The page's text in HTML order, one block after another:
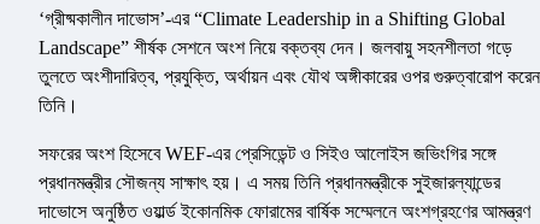
‘গ্রীষ্মকালীন দাভোস’-এর “Climate Leadership in a Shifting Global
Landscape” শীর্ষক সেশনে অংশ নিয়ে বক্তব্য দেন। জলবায়ু সহনশীলতা গড়ে
তুলতে অংশীদারিত্ব, প্রযুক্তি, অর্থায়ন এবং যৌথ অঙ্গীকারের ওপর গুরুত্বারোপ করেন
তিনি।
সফরের অংশ হিসেবে WEF-এর প্রেসিডেন্ট ও সিইও আলোইস জভিংগির সঙ্গে
প্রধানমন্ত্রীর সৌজন্য সাক্ষাৎ হয়। এ সময় তিনি প্রধানমন্ত্রীকে সুইজারল্যান্ডের
দাভোসে অনুষ্ঠিত ওয়ার্ল্ড ইকোনমিক ফোরামের বার্ষিক সম্মেলনে অংশগ্রহণের আমন্ত্রণ